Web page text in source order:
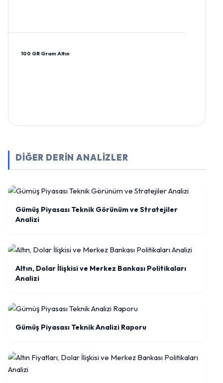
100 GR Gram Altın
DİĞER DERİN ANALİZLER
Gümüş Piyasası Teknik Görünüm ve Stratejiler
Analizi
Altın, Dolar İlişkisi ve Merkez Bankası Politikaları
Analizi
Gümüş Piyasası Teknik Analizi Raporu